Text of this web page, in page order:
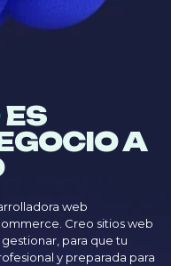
ES
A
web
Creo sitios web
para que tu
y preparada para